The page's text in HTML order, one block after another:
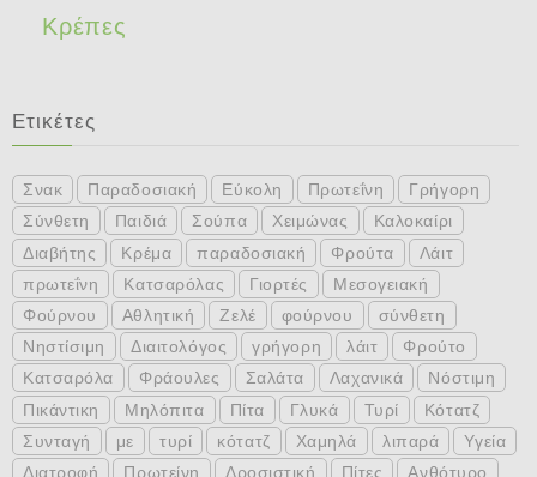
Κρέπες
Ετικέτες
Σνακ Παραδοσιακή Εύκολη Πρωτεΐνη
Γρήγορη
Σύνθετη
Παιδιά Σούπα Χειμώνας
Καλοκαίρι
Διαβήτης
Κρέμα παραδοσιακή Φρούτα
Λάιτ
πρωτεΐνη
Κατσαρόλας Γιορτές
Μεσογειακή
Φούρνου
Αθλητική Ζελέ φούρνου
σύνθετη
Νηστίσιμη
Διαιτολόγος γρήγορη λάιτ
Φρούτο
Κατσαρόλα
Φράουλες Σαλάτα Λαχανικά
Νόστιμη
Πικάντικη
Μηλόπιτα Πίτα Γλυκά Τυρί
Κότατζ
Συνταγή
με τυρί κότατζ Χαμηλά λιπαρά
Υγεία
Διατροφή
Πρωτείνη Δροσιστική Πίτες Ανθότυρο